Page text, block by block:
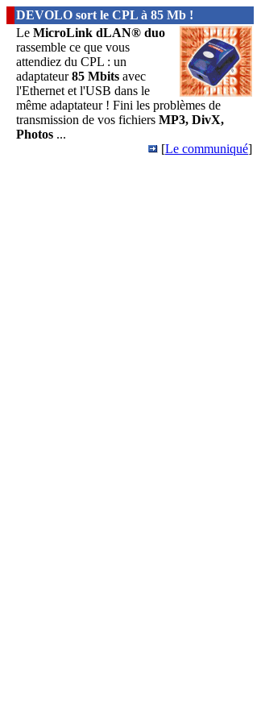
DEVOLO sort le CPL à 85 Mb !
Le MicroLink dLAN® duo
rassemble ce que vous
attendiez du CPL : un
adaptateur85 Mbits avec
l'Ethernet et l'USB dans le
même adaptateur ! Fini les problèmes de
transmission de vos fichiers MP3, DivX,
Photos ...
[Le communiqué]